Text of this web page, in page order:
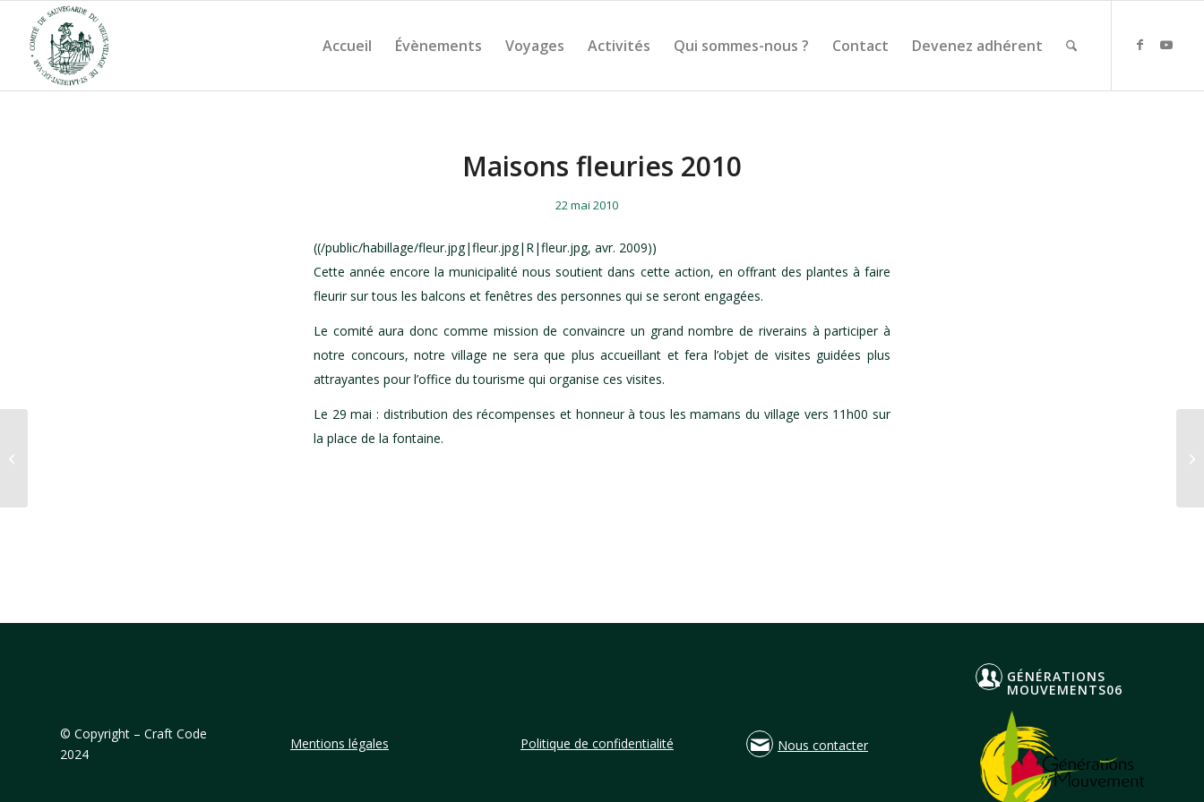
Accueil Évènements Voyages Activités Qui sommes-nous ? Contact Devenez adhérent
Maisons fleuries 2010
22 mai 2010
((/public/habillage/fleur.jpg|fleur.jpg|R|fleur.jpg, avr. 2009))
Cette année encore la municipalité nous soutient dans cette action, en offrant des plantes à faire
fleurir sur tous les balcons et fenêtres des personnes qui se seront engagées.
Le comité aura donc comme mission de convaincre un grand nombre de riverains à participer à
notre concours, notre village ne sera que plus accueillant et fera l’objet de visites guidées plus
attrayantes pour l’office du tourisme qui organise ces visites.
Le 29 mai : distribution des récompenses et honneur à tous les mamans du village vers 11h00 sur
la place de la fontaine.
© Copyright – Craft Code
2024
Mentions légales Politique de confidentialité Nous contacter
GÉNÉRATIONS
MOUVEMENTS06